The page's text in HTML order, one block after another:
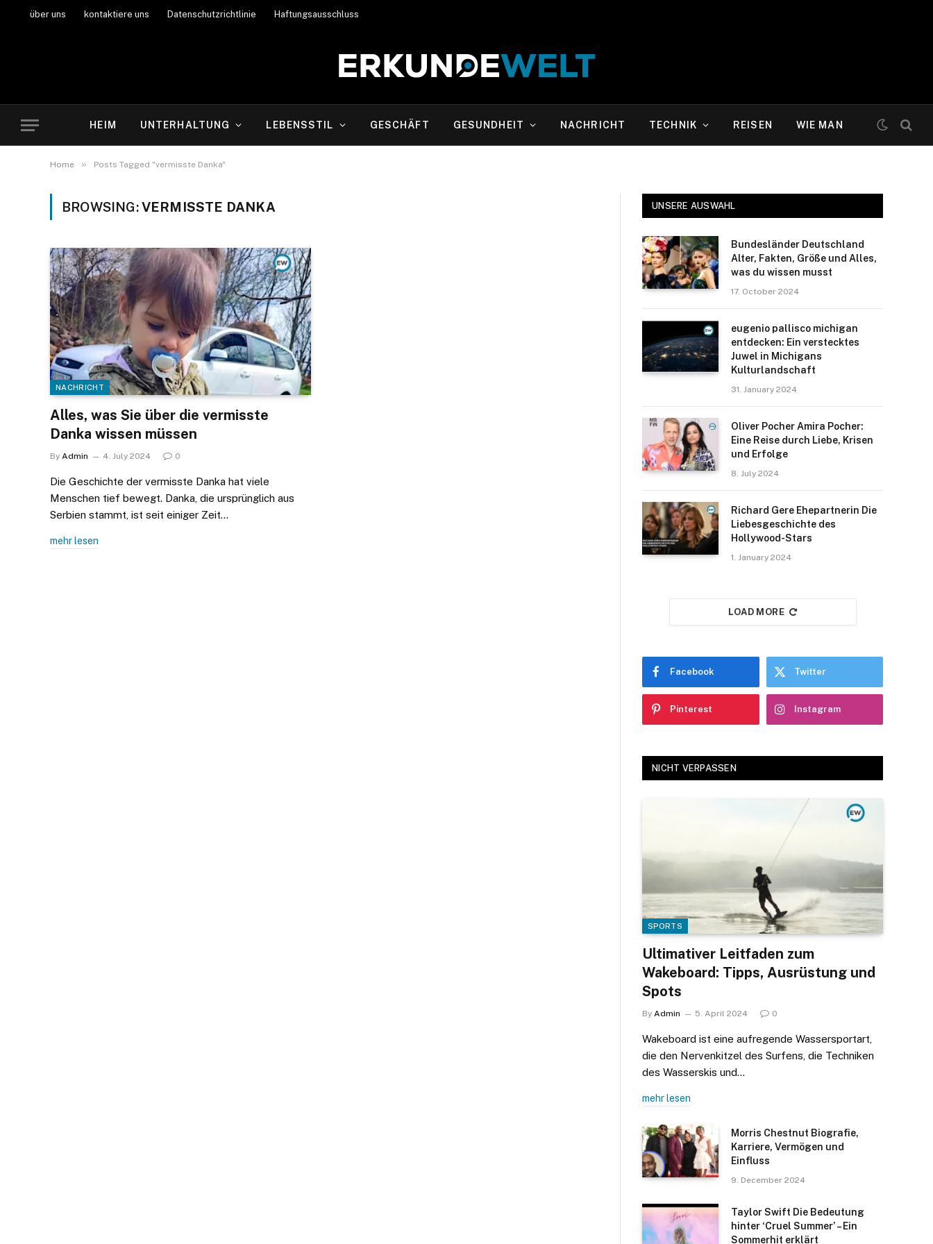
über uns kontaktiere uns Datenschutzrichtlinie Haftungsausschluss
HEIM UNTERHALTUNG LEBENSSTIL GESCHÄFT GESUNDHEIT NACHRICHT TECHNIK REISEN WIE MAN
Home » Posts Tagged "vermisste Danka"
BROWSING:VERMISSTE DANKA
NACHRICHT
Alles, was Sie über die vermisste
Danka wissen müssen
By Admin 4. July 2024 0
Die Geschichte der vermisste Danka hat viele
Menschen tief bewegt. Danka, die ursprünglich aus
Serbien stammt, ist seit einiger Zeit…
mehr lesen
UNSERE AUSWAHL
Bundesländer Deutschland
Alter, Fakten, Größe und Alles,
was du wissen musst
17. October 2024
eugenio pallisco michigan
entdecken: Ein verstecktes
Juwel in Michigans
Kulturlandschaft
31. January 2024
Oliver Pocher Amira Pocher:
Eine Reise durch Liebe, Krisen
und Erfolge
8. July 2024
Richard Gere Ehepartnerin Die
Liebesgeschichte des
Hollywood-Stars
1. January 2024
LOAD MORE
Facebook Twitter
Pinterest Instagram
NICHT VERPASSEN
SPORTS
Ultimativer Leitfaden zum
Wakeboard: Tipps, Ausrüstung und
Spots
By Admin 5. April 2024 0
Wakeboard ist eine aufregende Wassersportart,
die den Nervenkitzel des Surfens, die Techniken
des Wasserskis und…
mehr lesen
Morris Chestnut Biografie,
Karriere, Vermögen und
Einfluss
9. December 2024
Taylor Swift Die Bedeutung
hinter ‘Cruel Summer’ – Ein
Sommerhit erklärt